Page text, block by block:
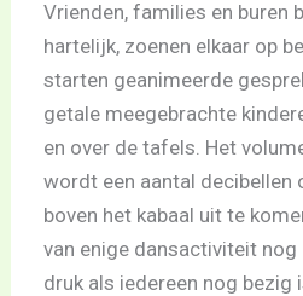
Vrienden, families en buren
hartelijk, zoenen elkaar op
starten geanimeerde
getale meegebrachte
en over de tafels. Het
wordt een aantal decibellen
boven het kabaal uit te
van enige dansactiviteit nog
druk als iedereen nog bezig